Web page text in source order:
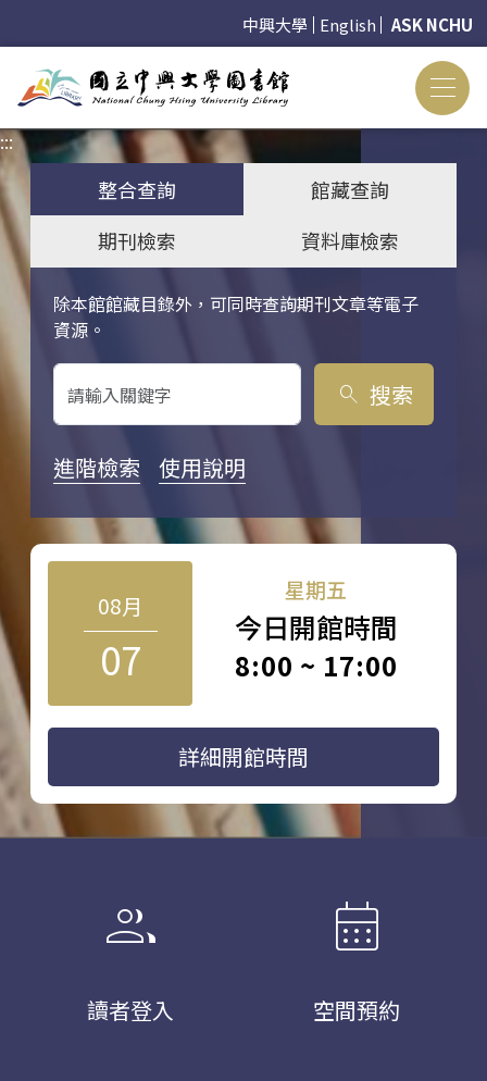
中興大學 English ASK NCHU
:::
整合查詢
館藏查詢
期刊檢索
資料庫檢索
除本館館藏目錄外，可同時查詢期刊文章等電子
資源。
關鍵字搜尋
search 搜索
進階檢索 使用說明
08月
07
星期五
今日開館時間
8:00 ~ 17:00
詳細開館時間
group
讀者登入
calendar_month
空間預約